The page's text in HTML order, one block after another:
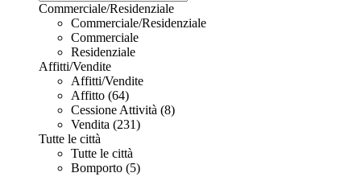
Commerciale/Residenziale
Commerciale/Residenziale
Commerciale
Residenziale
Affitti/Vendite
Affitti/Vendite
Affitto (64)
Cessione Attività (8)
Vendita (231)
Tutte le città
Tutte le città
Bomporto (5)